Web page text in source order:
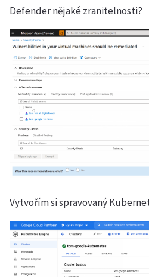
Defender nějaké zranitelnosti?
Vytvořím si spravovaný